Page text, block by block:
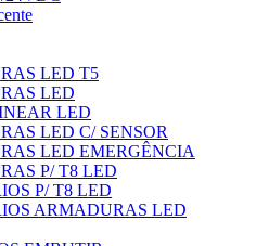
LED T5
LED
LED
LED C/ SENSOR
LED EMERGÊNCIA
P/ T8 LED
P/ T8 LED
ARMADURAS LED